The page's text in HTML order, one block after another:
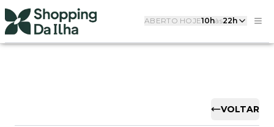
ABERTO HOJE10hàs22h
VOLTAR